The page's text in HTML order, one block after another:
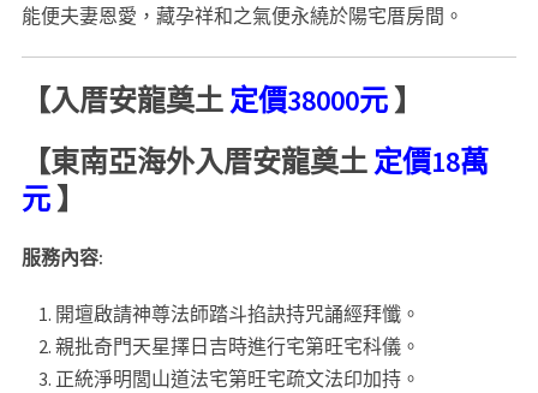
能便夫妻恩愛，藏孕祥和之氣便永繞於陽宅厝房間。
【入厝安龍奠土定價38000元】
【東南亞海外入厝安龍奠土定價18萬
元】
服務內容:
開壇啟請神尊法師踏斗掐訣持咒誦經拜懺。
親批奇門天星擇日吉時進行宅第旺宅科儀。
正統淨明閭山道法宅第旺宅疏文法印加持。